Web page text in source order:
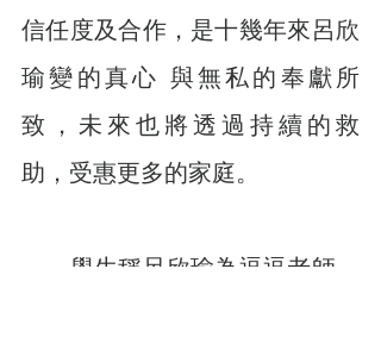
信任度及合作，是十幾年來呂欣
瑜變的真心 與無私的奉獻所
致，未來也將透過持續的救
助，受惠更多的家庭。
學生稱呂欣瑜為逗逗老師，